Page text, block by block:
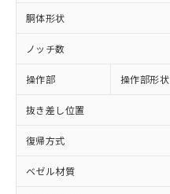
胴体形状
ノッチ数
操作部 操作部形状
抜き差し位置
復帰方式
ベゼル材質